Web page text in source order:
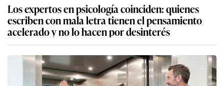
Los expertos en psicología coinciden: quienes
escriben con mala letra tienen el pensamiento
acelerado y no lo hacen por desinterés